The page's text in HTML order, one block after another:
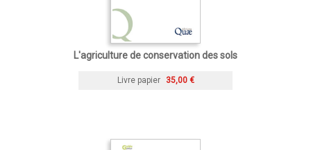
L'agriculture de conservation des sols
Livre papier 35,00 €